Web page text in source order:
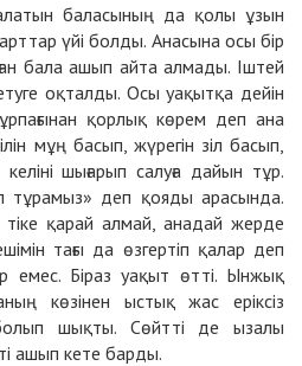
баласының да қолы ұзын
үйі болды. Анасына осы бір
бала ашып айта алмады. Іштей
оқталды. Осы уақытқа дейін
қорлық көрем деп ана
мұң басып, жүрегін зіл басып,
шығарып салуға дайын тұр.
тұрамыз» деп қояды арасында.
қарай алмай, анадай жерде
тағы да өзгертіп қалар деп
емес. Біраз уақыт өтті. Ынжық
көзінен ыстық жас еріксіз
шықты. Сөйтті де ызалы
ашып кете барды.